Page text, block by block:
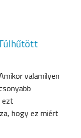
valamilyen
ezt
hogy ez miért